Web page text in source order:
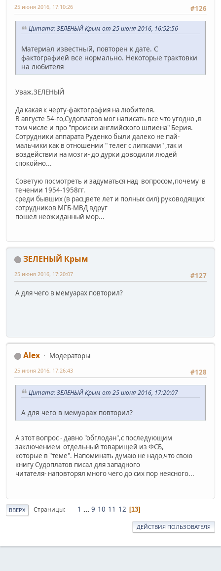
#126
25 июня 2016, 17:10:26
Цитата: ЗЕЛЕНЫЙ Крым от 25 июня 2016, 16:52:56
Материал известный, повторен к дате. С
фактографией все нормально. Некоторые трактовки
на любителя
Уваж.ЗЕЛЕНЫЙ
Да какая к черту-фактография на любителя.
В августе 54-го,Судоплатов мог написать все что угодно ,в
том числе и про "происки английского шпиёна" Берия.
Сотрудники аппарата Руденко были далеко не пай-
мальчики как в отношении " телег с липками" ,так и
воздействии на мозги- до дурки доводили людей
спокойно...
Советую посмотреть и задуматься над вопросом,почему в
течении 1954-1958гг.
среди бывших (в расцвете лет и полных сил) руководящих
сотрудников МГБ-МВД вдруг
пошел неожиданный мор...
ЗЕЛЕНЫЙ Крым
#127
25 июня 2016, 17:20:07
А для чего в мемуарах повторил?
Alex
Модераторы
#128
25 июня 2016, 17:26:43
Цитата: ЗЕЛЕНЫЙ Крым от 25 июня 2016, 17:20:07
А для чего в мемуарах повторил?
А этот вопрос - давно "обглодан",с последующим
заключением отдельный товарищей из ФСБ,
которые в "теме". Напоминать думаю не надо,что свою
книгу Судоплатов писал для западного
читателя- наповторял много чего до сих пор неясного...
ВВЕРХ Страницы 1 ... 9 10 11 12 13
ДЕЙСТВИЯ ПОЛЬЗОВАТЕЛЯ